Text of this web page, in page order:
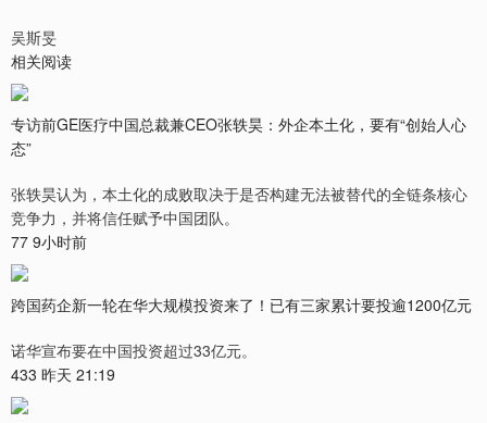
吴斯旻
相关阅读
专访前GE医疗中国总裁兼CEO张轶昊：外企本土化，要有“创始人心
态”
张轶昊认为，本土化的成败取决于是否构建无法被替代的全链条核心
竞争力，并将信任赋予中国团队。
77 9小时前
跨国药企新一轮在华大规模投资来了！已有三家累计要投逾1200亿元
诺华宣布要在中国投资超过33亿元。
433 昨天 21:19